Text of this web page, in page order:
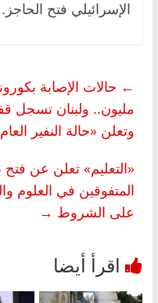
الإسرائيلي فتح الحاجز.
←
مليون.. ولبنان تسجل
وتعلن «حالة النفير
«التعليم» تعلن عن
على الشروط →